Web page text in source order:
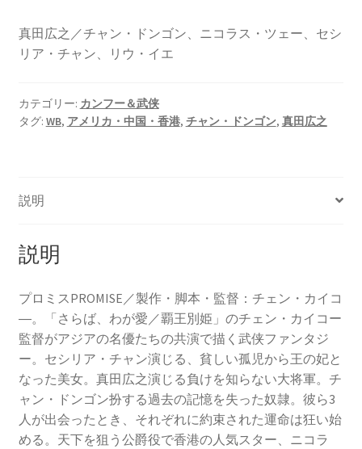
真田広之／チャン・ドンゴン、ニコラス・ツェー、セシ
リア・チャン、リウ・イエ
カテゴリー: カンフー＆武侠
タグ: WB, アメリカ・中国・香港, チャン・ドンゴン, 真田広之
説明
説明
プロミスPROMISE／製作・脚本・監督：チェン・カイコ
―。「さらば、わが愛／覇王別姫」のチェン・カイコー
監督がアジアの名優たちの共演で描く武侠ファンタジ
ー。セシリア・チャン演じる、貧しい孤児から王の妃と
なった美女。真田広之演じる負けを知らない大将軍。チ
ャン・ドンゴン扮する過去の記憶を失った奴隷。彼ら3
人が出会ったとき、それぞれに約束された運命は狂い始
める。天下を狙う公爵役で香港の人気スター、ニコラ